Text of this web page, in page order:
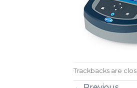
Trackbacks are